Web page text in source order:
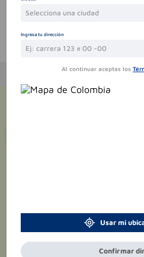
Te puede interesar
Selecciona una ciudad
Ingresa tu dirección
Al continuar aceptas los
Usar mi
Confirmar